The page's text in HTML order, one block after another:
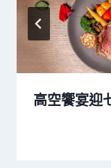
高空饗宴迎